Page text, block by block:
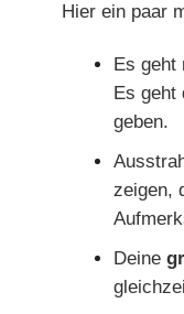
Hier ein paar
Es geht
Es geht
geben.
zeigen,
Deine